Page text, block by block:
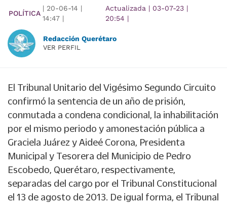
POLÍTICA
| 20-06-14 |
14:47 |
Actualizada | 03-07-23 |
20:54 |
Redacción Querétaro
VER PERFIL
El Tribunal Unitario del Vigésimo Segundo Circuito
confirmó la sentencia de un año de prisión,
conmutada a condena condicional, la inhabilitación
por el mismo periodo y amonestación pública a
Graciela Juárez y Aideé Corona, Presidenta
Municipal y Tesorera del Municipio de Pedro
Escobedo, Querétaro, respectivamente,
separadas del cargo por el Tribunal Constitucional
el 13 de agosto de 2013. De igual forma, el Tribunal